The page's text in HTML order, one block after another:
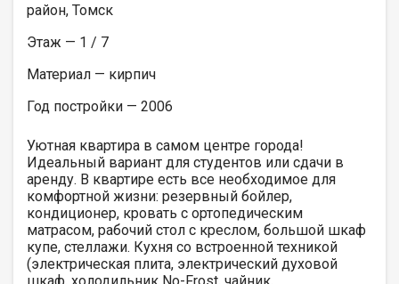
район, Томск
Этаж — 1 / 7
Материал — кирпич
Год постройки — 2006
Уютная квартира в самом центре города!
Идеальный вариант для студентов или сдачи в
аренду. В квартире есть все необходимое для
комфортной жизни: резервный бойлер,
кондиционер, кровать с ортопедическим
матрасом, рабочий стол с креслом, большой шкаф
купе, стеллажи. Кухня со встроенной техникой
(электрическая плита, электрический духовой
шкаф, холодильник Nо-Frоst, чайник,